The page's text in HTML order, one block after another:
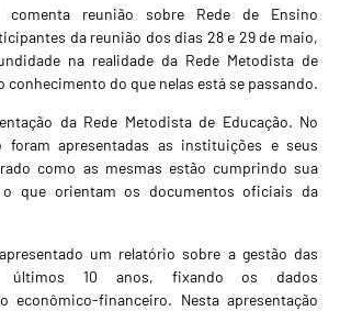
comenta reunião sobre Rede de Ensino
da reunião dos dias 28 e 29 de maio,
na realidade da Rede Metodista de
conhecimento do que nelas está se passando.
da Rede Metodista de Educação. No
foram apresentadas as instituições e seus
como as mesmas estão cumprindo sua
o que orientam os documentos oficiais da
um relatório sobre a gestão das
últimos 10 anos, fixando os dados
econômico-financeiro. Nesta apresentação